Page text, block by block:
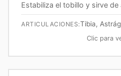
Estabiliza el tobillo y sirve de
ARTICULACIONES:Tibia,
Clic para